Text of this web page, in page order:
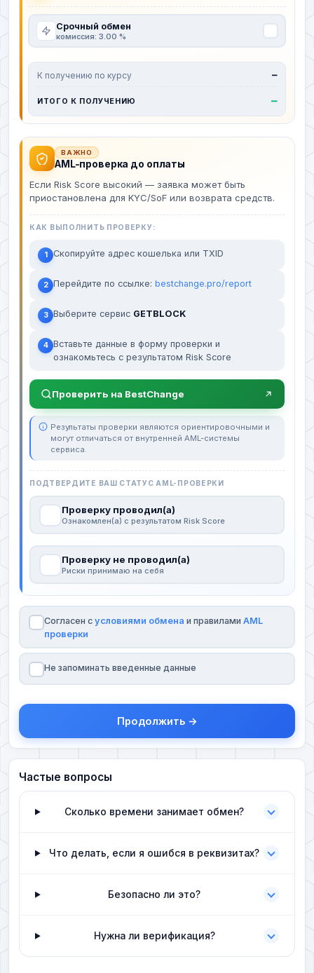
Срочный обмен
комиссия: 3.00 %
К получению по курсу —
ИТОГО К ПОЛУЧЕНИЮ —
ВАЖНО
AML-проверка до оплаты
Если Risk Score высокий — заявка может быть
приостановлена для KYC/SoF или возврата средств.
КАК ВЫПОЛНИТЬ ПРОВЕРКУ:
1 Скопируйте адрес кошелька или TXID
2 Перейдите по ссылке: bestchange.pro/report
3 Выберите сервис GETBLOCK
4 Вставьте данные в форму проверки и
ознакомьтесь с результатом Risk Score
Проверить на BestChange
Результаты проверки являются ориентировочными и
могут отличаться от внутренней AML-системы
сервиса.
ПОДТВЕРДИТЕ ВАШ СТАТУС AML-ПРОВЕРКИ
Проверку проводил(а)
Ознакомлен(а) с результатом Risk Score
Проверку не проводил(а)
Риски принимаю на себя
Согласен с условиями обмена и правилами AML
проверки
Не запоминать введенные данные
Продолжить →
Частые вопросы
Сколько времени занимает обмен?
Что делать, если я ошибся в реквизитах?
Безопасно ли это?
Нужна ли верификация?